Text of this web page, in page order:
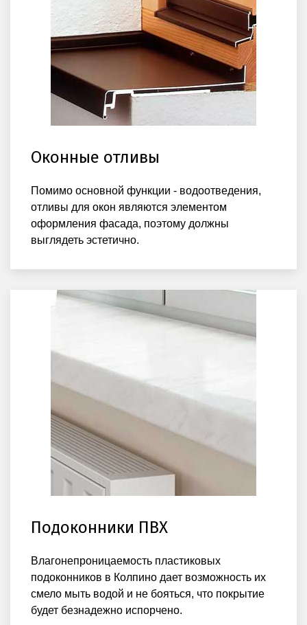
Оконные отливы
Помимо основной функции - водоотведения,
отливы для окон являются элементом
оформления фасада, поэтому должны
выглядеть эстетично.
Подоконники ПВХ
Влагонепроницаемость пластиковых
подоконников в Колпино дает возможность их
смело мыть водой и не бояться, что покрытие
будет безнадежно испорчено.